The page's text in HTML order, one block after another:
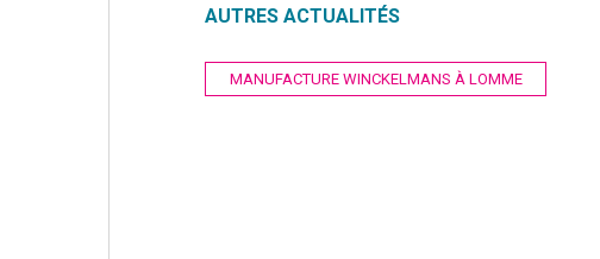
AUTRES ACTUALITÉS
Navigation
MANUFACTURE WINCKELMANS À LOMME